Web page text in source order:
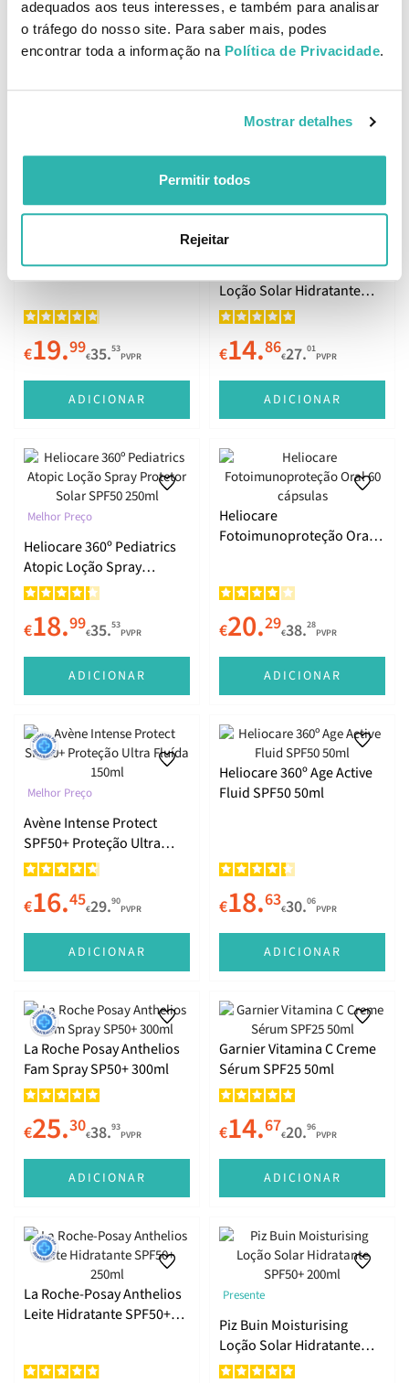
adequados aos teus interesses, e também para analisar
o tráfego do nosso site. Para saber mais, podes
encontrar toda a informação na Política de Privacidade.
Mostrar detalhes
Permitir todos
Rejeitar
Loção Solar Hidratante
SPF30 400ml
400ml
ADICIONAR
Melhor Preço
Protetor Solar SPF50
€19.99€35.53
PVPR
ADICIONAR
Presente
Piz Buin Moisturising
Loção Solar Hidratante
SPF30 200ml
€14.86€27.01
PVPR
ADICIONAR
Melhor Preço
Heliocare 360º Pediatrics
Atopic Loção Spray
Protetor Solar SPF50
€18.99€35.53
PVPR
ADICIONAR
Heliocare
Fotoimunoproteção Oral
€20.29€38.28
PVPR
ADICIONAR
Melhor Preço
Avène Intense Protect
SPF50+ Proteção Ultra
Fluída 150ml
€16.45€29.90
PVPR
ADICIONAR
Heliocare 360º Age Active
Fluid SPF50 50ml
€18.63€30.06
PVPR
ADICIONAR
La Roche Posay Anthelios
Fam Spray SP50+ 300ml
€25.30€38.93
PVPR
ADICIONAR
Garnier Vitamina C Creme
Sérum SPF25 50ml
€14.67€20.96
PVPR
ADICIONAR
La Roche-Posay Anthelios
Leite Hidratante SPF50+
Presente
Piz Buin Moisturising
Loção Solar Hidratante
SPF50+ 200ml